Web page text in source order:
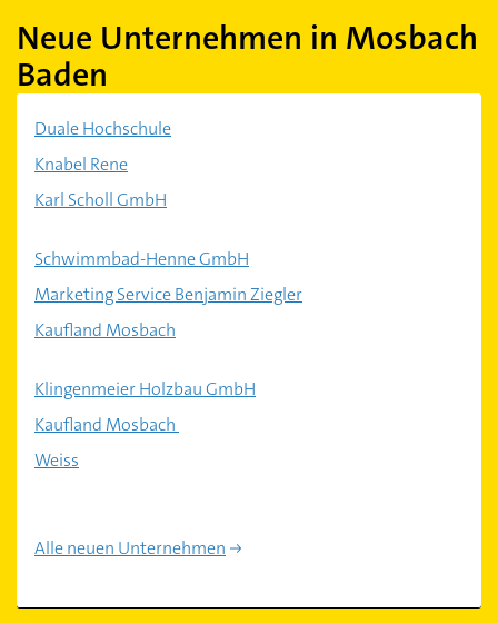
Neue Unternehmen in Mosbach
Baden
Duale Hochschule
Knabel Rene
Karl Scholl GmbH
Schwimmbad-Henne GmbH
Marketing Service Benjamin Ziegler
Kaufland Mosbach
Klingenmeier Holzbau GmbH
Kaufland Mosbach
Weiss
Alle neuen Unternehmen